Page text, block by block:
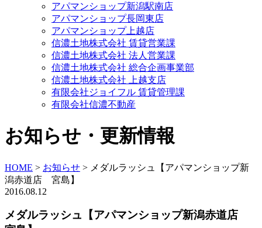
アパマンショップ新潟駅南店
アパマンショップ長岡東店
アパマンショップ上越店
信濃土地株式会社 賃貸営業課
信濃土地株式会社 法人営業課
信濃土地株式会社 総合企画事業部
信濃土地株式会社 上越支店
有限会社ジョイフル 賃貸管理課
有限会社信濃不動産
お知らせ・更新情報
HOME > お知らせ > メダルラッシュ【アパマンショップ新
潟赤道店 宮島】
2016.08.12
メダルラッシュ【アパマンショップ新潟赤道店